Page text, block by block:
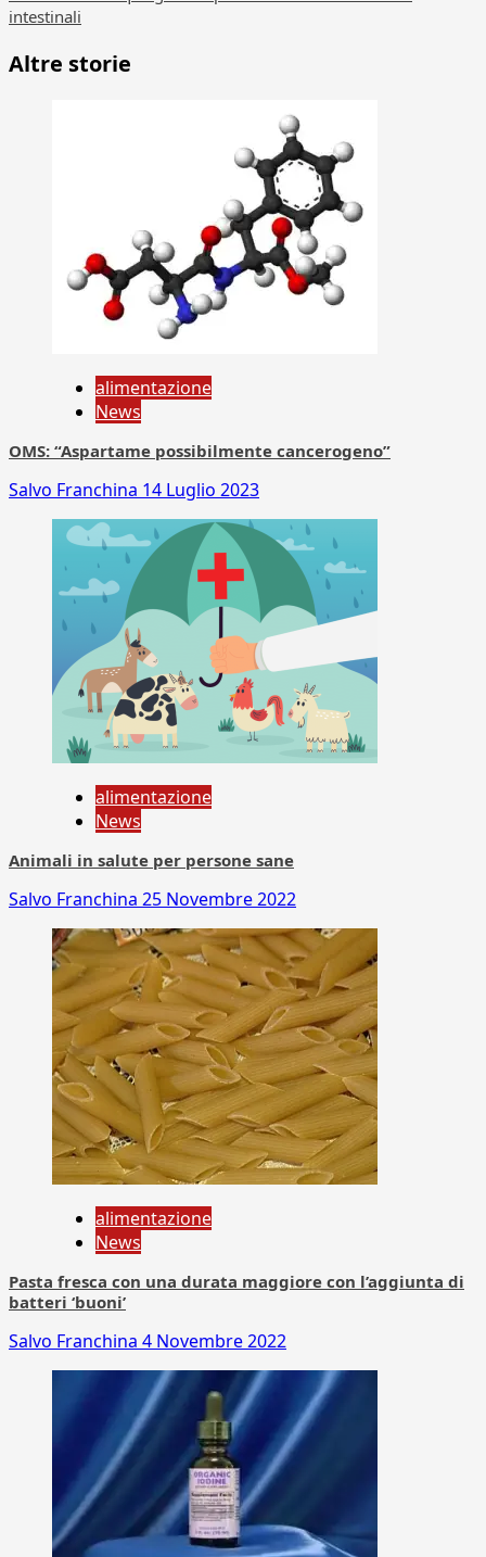
intestinali
Altre storie
alimentazione
News
OMS: “Aspartame possibilmente cancerogeno”
Salvo Franchina 14 Luglio 2023
alimentazione
News
Animali in salute per persone sane
Salvo Franchina 25 Novembre 2022
alimentazione
News
Pasta fresca con una durata maggiore con l’aggiunta di
batteri ‘buoni’
Salvo Franchina 4 Novembre 2022